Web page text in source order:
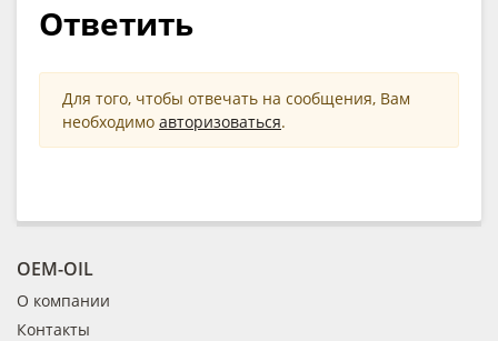
Ответить
Для того, чтобы отвечать на сообщения, Вам
необходимо авторизоваться.
OEM-OIL
О компании
Контакты